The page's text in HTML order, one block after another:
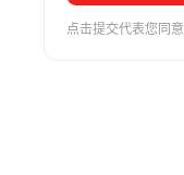
点击提交代表您同意